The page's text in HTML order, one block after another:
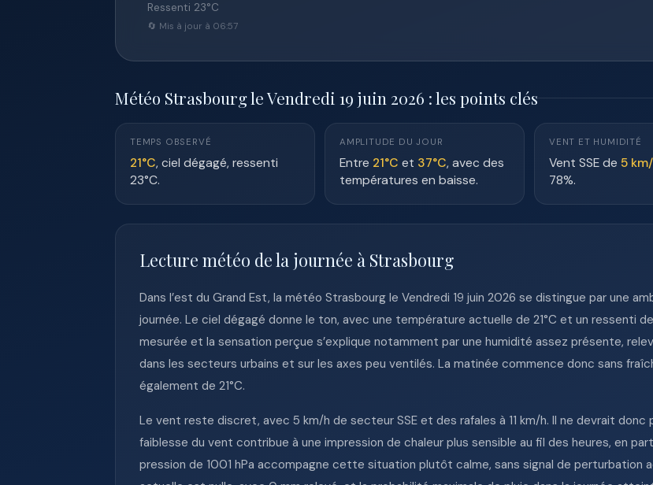
Ressenti 23°C
🔄 Mis à jour à 06:57
Météo Strasbourg le Vendredi 19 juin 2026 : les points clés
TEMPS OBSERVÉ
21°C, ciel dégagé, ressenti
23°C.
AMPLITUDE DU JOUR
Entre 21°C et 37°C, avec des
températures en baisse.
VENT ET HUMIDITÉ
Vent SSE de 5
78%.
Lecture météo de la journée à Strasbourg
Dans l’est du Grand Est, la météo Strasbourg le Vendredi 19 juin 2026 se distingue par une
journée. Le ciel dégagé donne le ton, avec une température actuelle de 21°C et un ressenti
mesurée et la sensation perçue s’explique notamment par une humidité assez présente,
dans les secteurs urbains et sur les axes peu ventilés. La matinée commence donc sans
également de 21°C.
Le vent reste discret, avec 5 km/h de secteur SSE et des rafales à 11 km/h. Il ne devrait
faiblesse du vent contribue à une impression de chaleur plus sensible au fil des heures, en
pression de 1001 hPa accompagne cette situation plutôt calme, sans signal de perturbation